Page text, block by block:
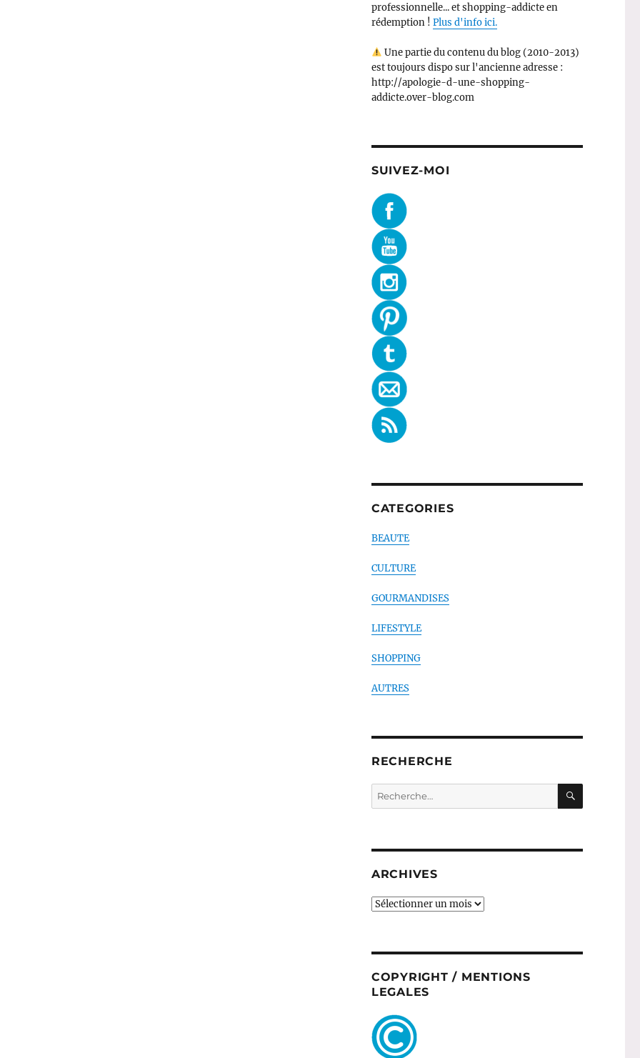
professionnelle... et shopping-addicte en
rédemption ! Plus d'info ici.
Une partie du contenu du blog (2010-2013)
est toujours dispo sur l'ancienne adresse :
http://apologie-d-une-shopping-
addicte.over-blog.com
SUIVEZ-MOI
CATEGORIES
BEAUTE
CULTURE
GOURMANDISES
LIFESTYLE
SHOPPING
AUTRES
RECHERCHE
Recherche
pour :
ARCHIVES
ARCHIVES
COPYRIGHT / MENTIONS
LEGALES